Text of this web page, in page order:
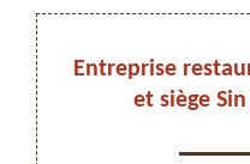
Entreprise
et siège